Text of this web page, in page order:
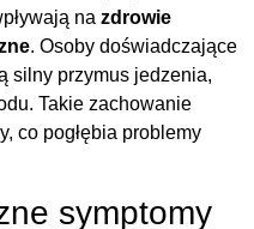
na zdrowie
. Osoby doświadczające
silny przymus jedzenia,
Takie zachowanie
co pogłębia problemy
symptomy